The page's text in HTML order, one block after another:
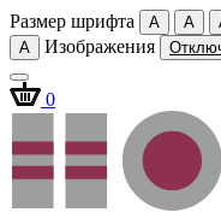
Размер шрифта A A
A
Изображения
0